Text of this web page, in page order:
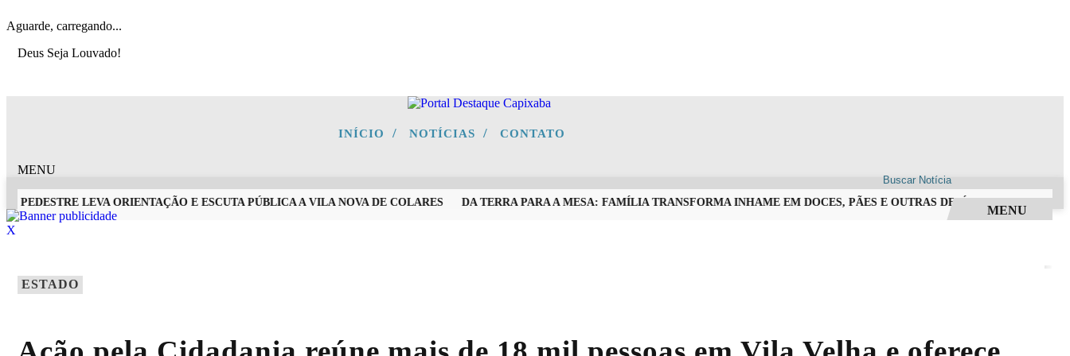
Aguarde, carregando...
Deus Seja Louvado!
INÍCIO / NOTÍCIAS / CONTATO
MENU
LEVA ORIENTAÇÃO E ESCUTA PÚBLICA A VILA NOVA DE COLARES DA TERRA PARA A MESA: FAMÍLIA TRANSFORMA INHAME EM DOCES, PÃES E OUTRAS DELÍCIAS EM ALFREDO
MENU
X
ESTADO